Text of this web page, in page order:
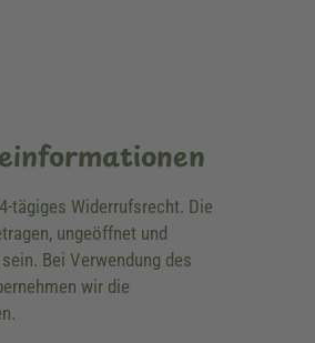
tägiges Widerrufsrecht. Die
ungeöffnet und
Bei Verwendung des
wir die